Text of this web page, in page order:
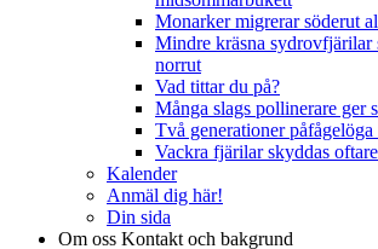
Monarker migrerar söderut
Mindre kräsna sydrovfjärilar
norrut
Vad tittar du på?
Många slags pollinerare ger
Två generationer
Vackra fjärilar skyddas
Kalender
Anmäl dig här!
Din sida
Om oss Kontakt och bakgrund